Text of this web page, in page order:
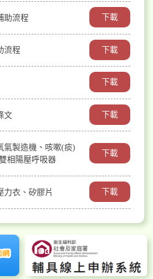
助流程 下載
流程 下載
下載
文 下載
氣製造機、咳嗽(痰)
相陽壓呼吸器
下載
力衣、矽膠片 下載